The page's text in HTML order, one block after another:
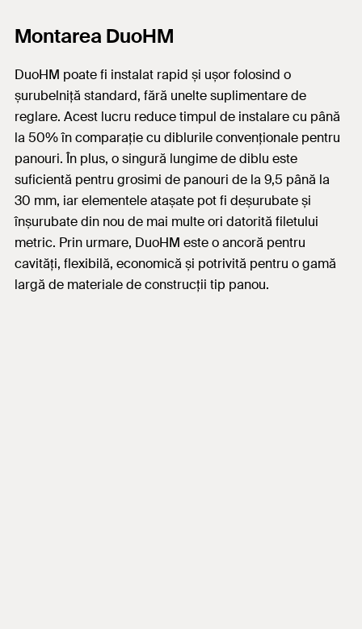
Montarea DuoHM
DuoHM poate fi instalat rapid și ușor folosind o
șurubelniță standard, fără unelte suplimentare de
reglare. Acest lucru reduce timpul de instalare cu până
la 50% în comparație cu diblurile convenționale pentru
panouri. În plus, o singură lungime de diblu este
suficientă pentru grosimi de panouri de la 9,5 până la
30 mm, iar elementele atașate pot fi deșurubate și
înșurubate din nou de mai multe ori datorită filetului
metric. Prin urmare, DuoHM este o ancoră pentru
cavități, flexibilă, economică și potrivită pentru o gamă
largă de materiale de construcții tip panou.